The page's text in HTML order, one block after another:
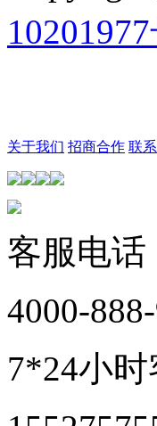
关于我们 招商合作 联
客服电话
4000-
7*24小